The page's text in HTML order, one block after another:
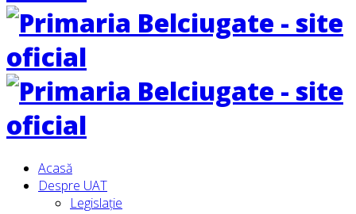
Acasă
Despre UAT
Legislație